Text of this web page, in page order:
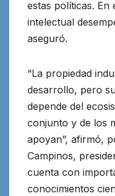
estas políticas. En
intelectual
aseguró.
“La propiedad
desarrollo, pero
depende del
conjunto y de los
apoyan”, afirmó,
Campinos,
cuenta con
conocimientos